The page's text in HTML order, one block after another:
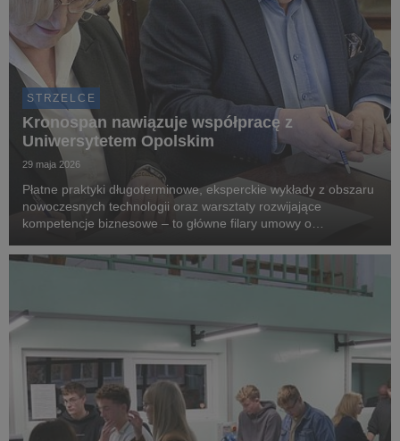
STRZELCE
Kronospan nawiązuje współpracę z
Uniwersytetem Opolskim
29 maja 2026
Płatne praktyki długoterminowe, eksperckie wykłady z obszaru
nowoczesnych technologii oraz warsztaty rozwijające
kompetencje biznesowe – to główne filary umowy o
Uniwersytetem Opolskim. Trzyletnie porozumienie, ...